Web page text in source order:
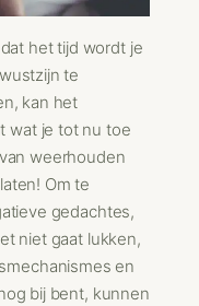
het tijd wordt je
te
kan het
wat je tot nu toe
weerhouden
Om te
gedachtes,
niet gaat lukken,
en
bij bent, kunnen